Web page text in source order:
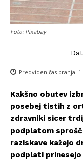
Foto: Pixabay
Predviden čas branja: 1
Kakšno obutev
posebej tistih z
zdravniki sicer
podplatom
raziskave kažejo
podplati